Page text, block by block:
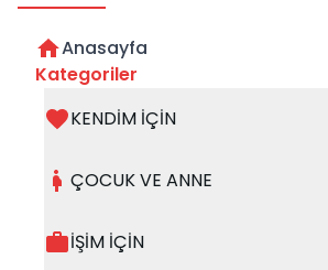
Anasayfa
Kategoriler
KENDİM İÇİN
ÇOCUK VE ANNE
İŞİM İÇİN
halinde whatsapp